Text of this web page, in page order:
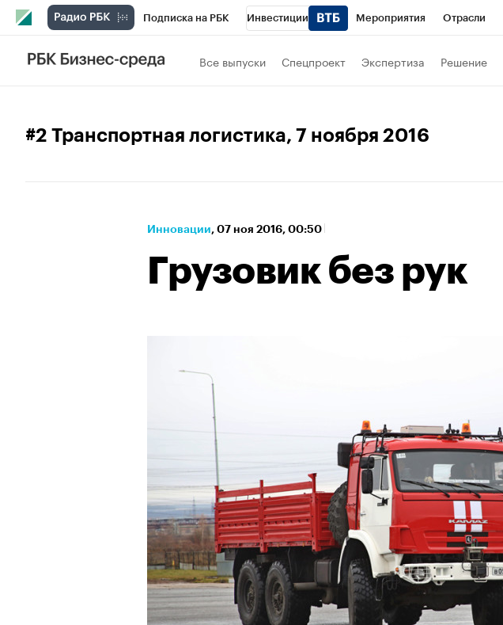
Подписка на РБК Инвестиции Мероприятия Отрасли
Спорт Все выпуски Спецпроект Экспертиза Решение
#2 Транспортная логистика, 7 ноября 2016
Инновации⁠, 07 ноя 2016, 00:50
Грузовик без рук